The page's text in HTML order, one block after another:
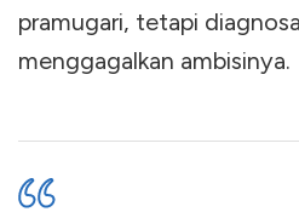
pramugari, tetapi
menggagalkan ambisinya.